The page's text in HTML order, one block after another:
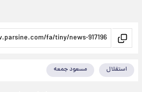
استقلال مسعود جمعه